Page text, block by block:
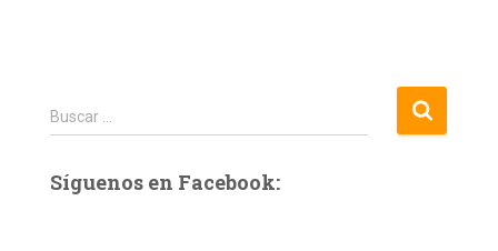
B
u
c
Buscar …
Síguenos en Facebook: